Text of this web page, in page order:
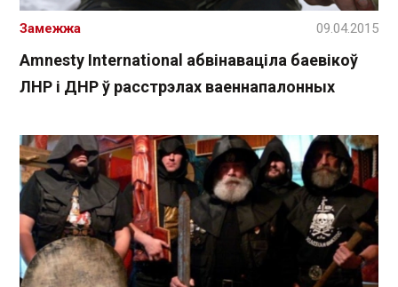
Amnesty International абвінаваціла баевікоў
ЛНР і ДНР ў расстрэлах ваеннапалонных
Замежжа 09.04.2015